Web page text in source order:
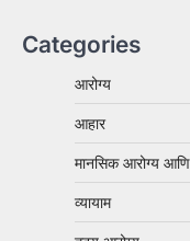
Categories
आरोग्य
आहार
मानसिक आरोग्य
व्यायाम